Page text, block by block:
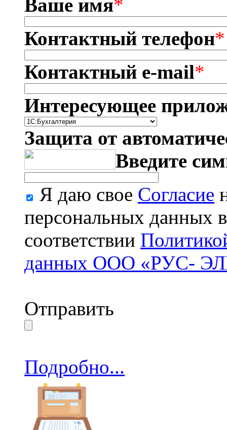
Ваше имя*
Контактный телефон*
Контактный e-mail*
Интересующее
Защита от
Введите
Я даю свое Согласие
персональных
соответствии
данных ООО «РУС-
Отправить
Подробно...